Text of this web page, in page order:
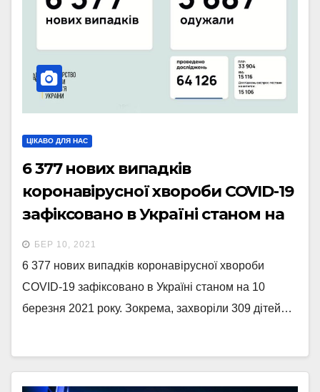
ЦІКАВО ДЛЯ НАС
6 377 нових випадків
коронавірусної хвороби COVID-19
зафіксовано в Україні станом на
10 березня 2021 року.
БЕР 10, 2021
6 377 нових випадків коронавірусної хвороби
COVID-19 зафіксовано в Україні станом на 10
березня 2021 року. Зокрема, захворіли 309 дітей…